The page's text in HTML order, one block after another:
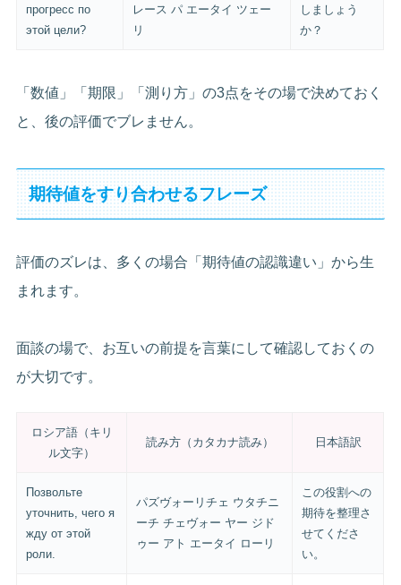
прогресс по
этой цели?
レース パ エータイ ツェー
リ
しましょう
か？
「数値」「期限」「測り方」の3点をその場で決めておく
と、後の評価でブレません。
期待値をすり合わせるフレーズ
評価のズレは、多くの場合「期待値の認識違い」から生
まれます。
面談の場で、お互いの前提を言葉にして確認しておくの
が大切です。
ロシア語（キリ
ル文字）
読み方（カタカナ読み） 日本語訳
Позвольте
уточнить, чего я
жду от этой
роли.
パズヴォーリチェ ウタチニ
ーチ チェヴォー ヤー ジド
ゥー アト エータイ ローリ
この役割への
期待を整理さ
せてくださ
い。